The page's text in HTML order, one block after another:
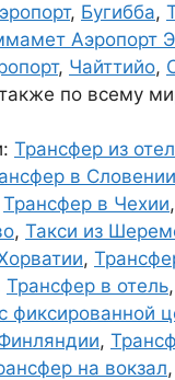
, Бугибба,
Аэропорт
, Чайттийо,
по всему
Трансфер из
в Словении
Трансфер в Чехии,
, Такси из
,
Трансфер в отель,
фиксированной
,
на вокзал